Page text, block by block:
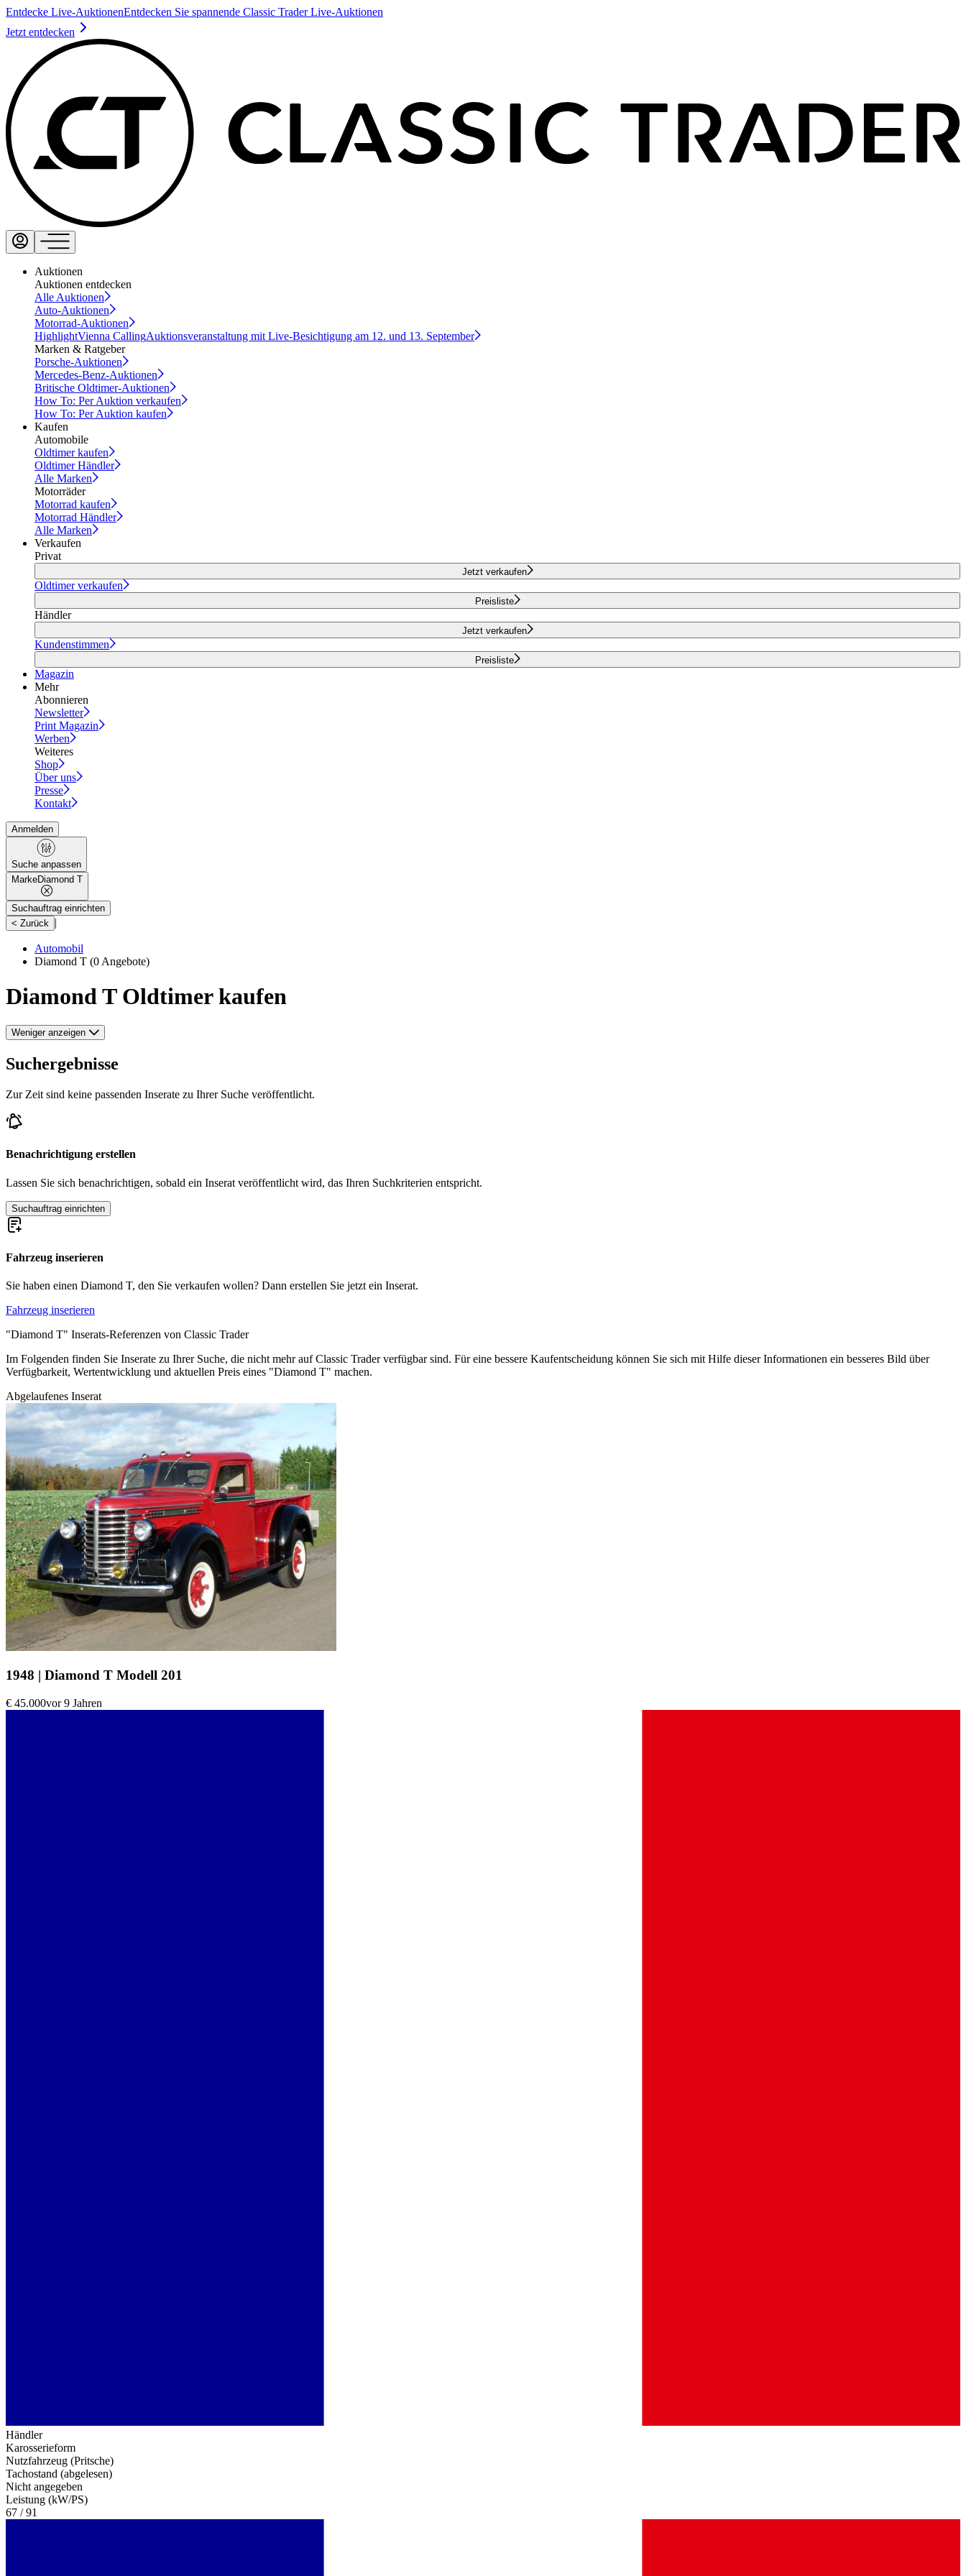
Entdecke Live-AuktionenEntdecken Sie spannende Classic Trader Live-Auktionen
Jetzt entdecken
Auktionen
Auktionen entdecken
Alle Auktionen
Auto-Auktionen
Motorrad-Auktionen
HighlightVienna CallingAuktionsveranstaltung mit Live-Besichtigung am 12. und 13. September
Marken & Ratgeber
Porsche-Auktionen
Mercedes-Benz-Auktionen
Britische Oldtimer-Auktionen
How To: Per Auktion verkaufen
How To: Per Auktion kaufen
Kaufen
Automobile
Oldtimer kaufen
Oldtimer Händler
Alle Marken
Motorräder
Motorrad kaufen
Motorrad Händler
Alle Marken
Verkaufen
Privat
Jetzt verkaufen
Oldtimer verkaufen
Preisliste
Händler
Jetzt verkaufen
Kundenstimmen
Preisliste
Magazin
Mehr
Abonnieren
Newsletter
Print Magazin
Werben
Weiteres
Shop
Über uns
Presse
Kontakt
Anmelden
Suche anpassen
MarkeDiamond T
Suchauftrag einrichten
< Zurück
|
Automobil
Diamond T (0 Angebote)
Diamond T Oldtimer kaufen
Weniger anzeigen
Suchergebnisse
Zur Zeit sind keine passenden Inserate zu Ihrer Suche veröffentlicht.
Benachrichtigung erstellen
Lassen Sie sich benachrichtigen, sobald ein Inserat veröffentlicht wird, das Ihren Suchkriterien entspricht.
Suchauftrag einrichten
Fahrzeug inserieren
Sie haben einen Diamond T, den Sie verkaufen wollen? Dann erstellen Sie jetzt ein Inserat.
Fahrzeug inserieren
"Diamond T" Inserats-Referenzen von Classic Trader
Im Folgenden finden Sie Inserate zu Ihrer Suche, die nicht mehr auf Classic Trader verfügbar sind. Für eine bessere Kaufentscheidung können Sie sich mit Hilfe dieser Informationen ein besseres Bild über
Verfügbarkeit, Wertentwicklung und aktuellen Preis eines "Diamond T" machen.
Abgelaufenes Inserat
1948 | Diamond T Modell 201
€ 45.000vor 9 Jahren
Händler
Karosserieform
Nutzfahrzeug (Pritsche)
Tachostand (abgelesen)
Nicht angegeben
Leistung (kW/PS)
67 / 91